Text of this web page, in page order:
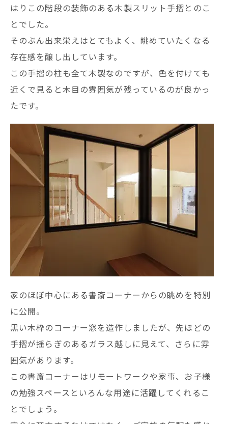
はりこの階段の装飾のある木製スリット手摺とのこ
とでした。
そのぶん出来栄えはとてもよく、眺めていたくなる
存在感を醸し出しています。
この手摺の柱も全て木製なのですが、色を付けても
近くで見ると木目の雰囲気が残っているのが良かっ
たです。
家のほぼ中心にある書斎コーナーからの眺めを特別
に公開。
黒い木枠のコーナー窓を造作しましたが、先ほどの
手摺が揺らぎのあるガラス越しに見えて、さらに雰
囲気があります。
この書斎コーナーはリモートワークや家事、お子様
の勉強スペースといろんな用途に活躍してくれるこ
とでしょう。